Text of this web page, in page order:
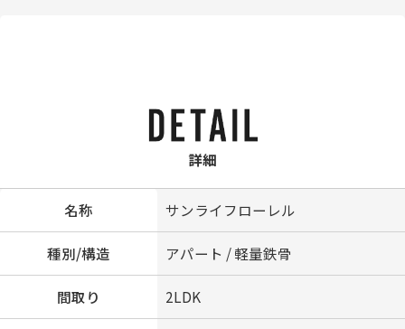
詳細
名称 サンライフローレル
種別/構造 アパート / 軽量鉄骨
間取り 2LDK